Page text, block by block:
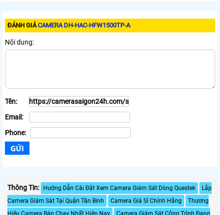
ĐÁNH GIÁCAMERA DH-HAC-HFW1500TP-A
Nội dung:
Tên:
Email:
Phone:
Thông Tin: Hướng Dẫn Cài Đặt Xem Camera Giám Sát Dòng Questek
Lắp
Camera Giám Sát Tại Quận Tân Bình
Camera Giá Sỉ Chính Hãng
Thương
Hiệu Camera Bán Chạy Nhất Hiện Nay
Camera Giám Sát Công Trình Đang